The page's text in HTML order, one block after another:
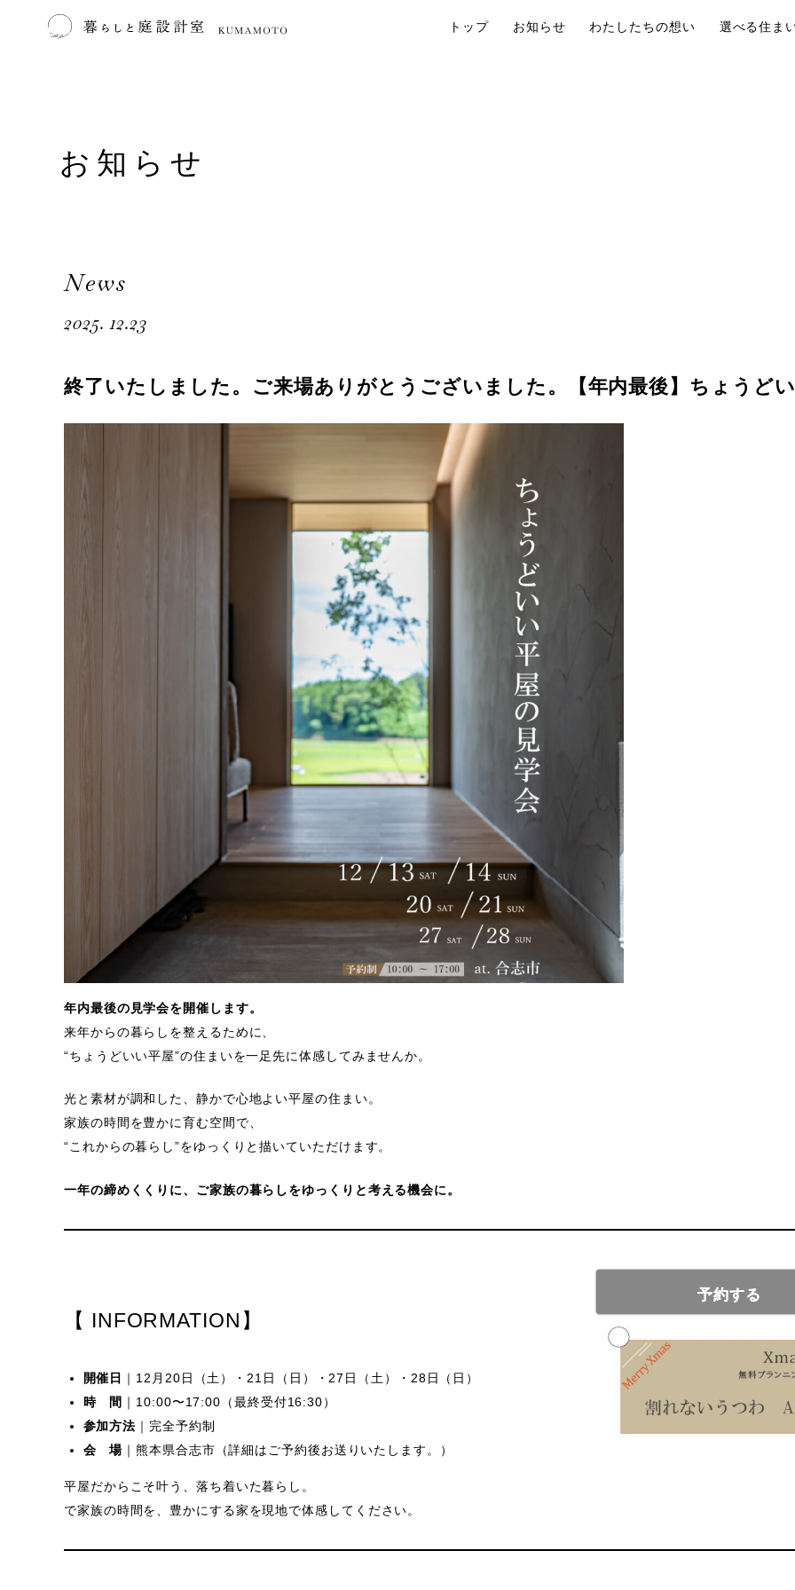
トップ お知らせ わたしたちの想い 選べる住ま
お知らせ
News
2025. 12.23
終了いたしました。ご来場ありがとうございました。【年内最後】ちょうど
年内最後の見学会を開催します。
来年からの暮らしを整えるために、
“ちょうどいい平屋”の住まいを一足先に体感してみませんか。
光と素材が調和した、静かで心地よい平屋の住まい。
家族の時間を豊かに育む空間で、
“これからの暮らし”をゆっくりと描いていただけます。
一年の締めくくりに、ご家族の暮らしをゆっくりと考える機会に。
【 INFORMATION】
開催日
｜12月20日（土）・21日（日）・27日（土）・28日（日）
時 間 ｜10:00〜17:00（最終受付16:30）
参加方法 ｜完全予約制
会 場 ｜熊本県合志市（詳細はご予約後お送りいたします。）
平屋だからこそ叶う、落ち着いた暮らし。
で家族の時間を、豊かにする家を現地で体感してください。
予約する